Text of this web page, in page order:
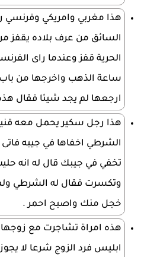
هذا مغربي وامريكي وفرنسي
السائق من عرف بلاده يقفز
الحرية قفز وعندما راى
ساعة الذهب واخرجها من باب
ارجعها لم يجد شيئا فقال
هذا رجل سكير يحمل معه
الشرطي اخفاها في جيبه
تخفي في جيبك قال له انه
وتكسرت فقال له الشرطي
خجل منك واصبح احمر .
هذه امراة تشاجرت مع زوجها
ابليس فرد الزوج شرعا لا